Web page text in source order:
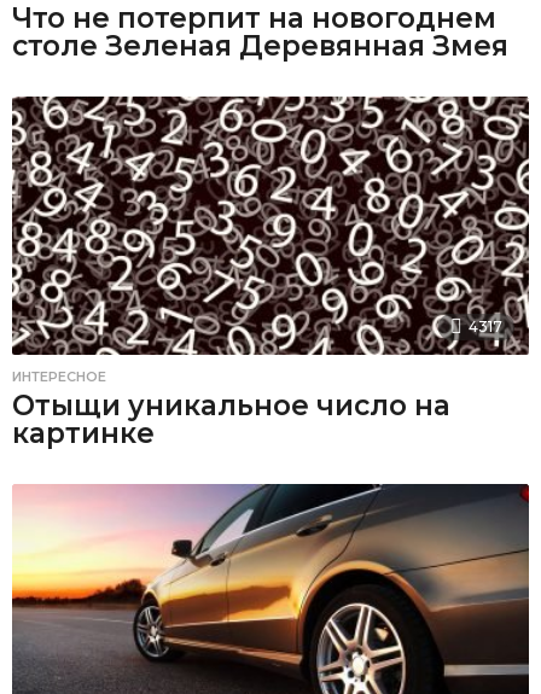
Что не потерпит на новогоднем
столе Зеленая Деревянная Змея
4317
ИНТЕРЕСНОЕ
Отыщи уникальное число на
картинке